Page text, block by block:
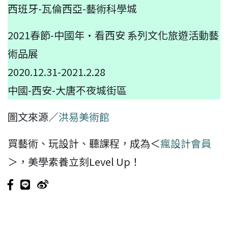
西班牙-瓦倫西亞-藝術科學城
2021春節-中國年·看西安 系列文化旅遊活動藝
術品展
2020.12.31-2021.2.28
中國-西安-大唐不夜城街區
圖文來源／洪易美術館
買藝術、玩設計、聽課程，成為＜瘋設計會員
＞，美學素養立刻Level Up！